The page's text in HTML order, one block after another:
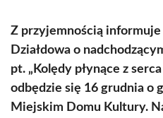
Z przyjemnością
Działdowa o
pt. „Kolędy płynące z
odbędzie się 16 grudnia o
Miejskim Domu Kultury.